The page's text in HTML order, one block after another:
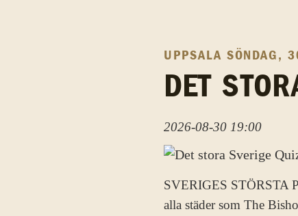
UPPSALA SÖNDAG,
DET
2026-08-30 19:00
SVERIGES STÖRSTA
alla städer som The